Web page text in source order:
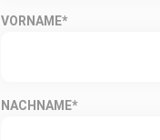
VORNAME*
NACHNAME*